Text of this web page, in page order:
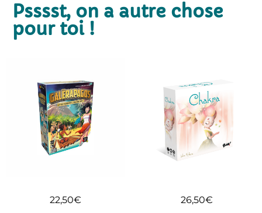
Psssst, on a autre chose
pour toi !
22,50€ 26,50€